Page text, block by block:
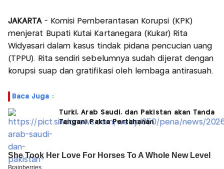
JAKARTA- Komisi Pemberantasan Korupsi (KPK)
menjerat Bupati Kutai Kartanegara (Kukar) Rita
Widyasari dalam kasus tindak pidana pencucian uang
(TPPU). Rita sendiri sebelumnya sudah dijerat dengan
korupsi suap dan gratifikasi oleh lembaga antirasuah.
Baca Juga :
Turki, Arab Saudi, dan Pakistan akan Tanda
Tangani Pakta Pertahanan